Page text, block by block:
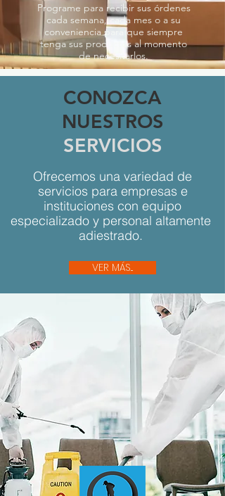
Programe para recibir sus órdenes
cada semana, cada mes o a su
conveniencia para que siempre
tenga sus productos al momento
de necesitarlos.
CONOZCA
NUESTROS
SERVICIOS
Ofrecemos una variedad de
servicios para empresas e
instituciones con equipo
especializado y personal altamente
adiestrado.
VER MÁS...